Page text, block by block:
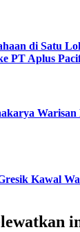
di Satu
PT Aplus
Warisan
Kawal